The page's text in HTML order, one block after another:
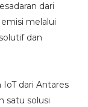
dari
melalui
dan
dari Antares
satu solusi